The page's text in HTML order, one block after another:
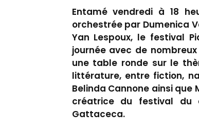
Entamé vendredi à 18
orchestrée par Dumenica
Yan Lespoux, le festival
journée avec de
une table ronde sur le
littérature, entre fiction,
Belinda Cannone ainsi
créatrice du festival du
Gattaceca.